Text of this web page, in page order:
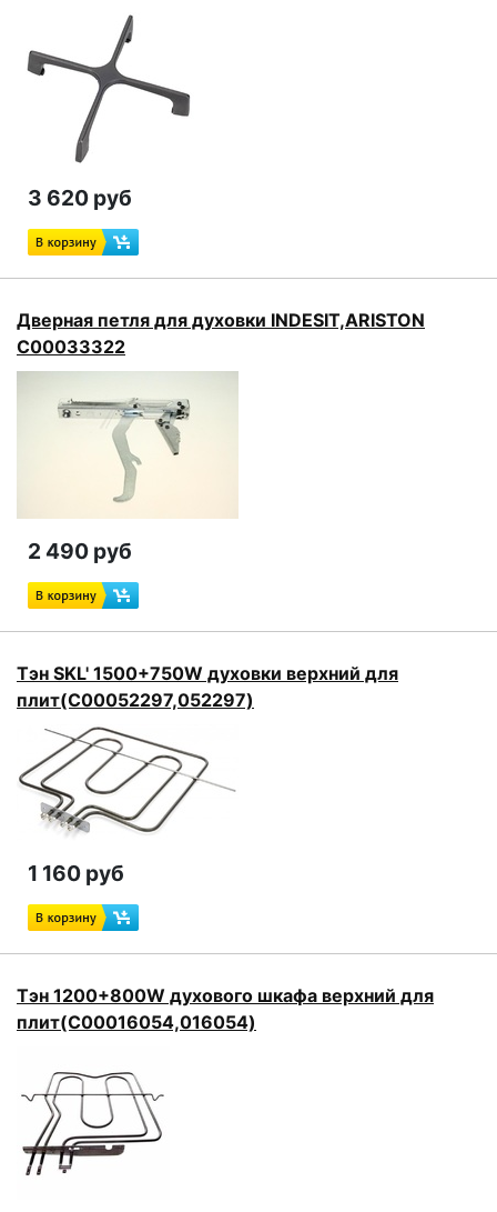
3 620 руб
Дверная петля для духовки INDESIT,ARISTON
C00033322
2 490 руб
Тэн SKL' 1500+750W духовки верхний для
плит(C00052297,052297)
1 160 руб
Тэн 1200+800W духового шкафа верхний для
плит(C00016054,016054)